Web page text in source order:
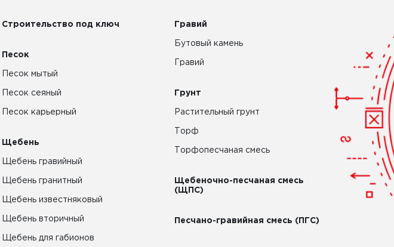
Строительство под ключ
Песок
Песок мытый
Песок сеяный
Песок карьерный
Щебень
Щебень гравийный
Щебень гранитный
Щебень известняковый
Щебень вторичный
Щебень для габионов
Гравий
Бутовый камень
Гравий
Грунт
Растительный грунт
Торф
Торфопесчаная смесь
Щебеночно-песчаная смесь
(ЩПС)
Песчано-гравийная смесь (ПГС)